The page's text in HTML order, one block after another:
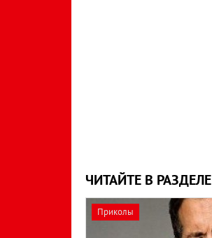
ЧИТАЙТЕ В РАЗДЕЛЕ
Приколы